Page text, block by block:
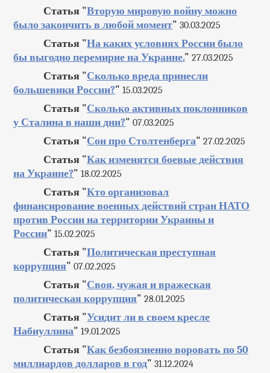
Статья "Вторую мировую войну можно
было закончить в любой момент" 30.03.2025
Статья "На каких условиях России было
бы выгодно перемирие на Украине." 27.03.2025
Статья "Сколько вреда принесли
большевики России?" 15.03.2025
Статья "Сколько активных поклонников
у Сталина в наши дни?" 07.03.2025
Статья "Сон про Столтенберга" 27.02.2025
Статья "Как изменятся боевые действия
на Украине?" 18.02.2025
Статья "Кто организовал
финансирование военных действий стран НАТО
против России на территории Украины и
России" 15.02.2025
Статья "Политическая преступная
коррупция" 07.02.2025
Статья "Своя, чужая и вражеская
политическая коррупция" 28.01.2025
Статья "Усидит ли в своем кресле
Набиуллина" 19.01.2025
Статья "Как безбоязненно воровать по 50
миллиардов долларов в год" 31.12.2024